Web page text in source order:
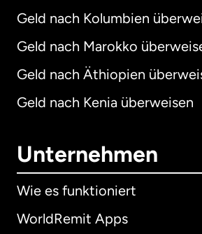
Geld nach Kolumbien
Geld nach Marokko
Geld nach Äthiopien
Geld nach Kenia überweisen
Unternehmen
Wie es funktioniert
WorldRemit Apps